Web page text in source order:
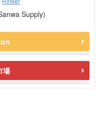
Supply)
場